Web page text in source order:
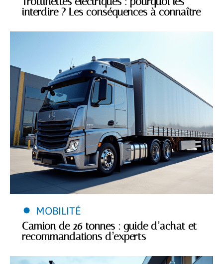
interdire ? Les conséquences à connaître
MOBILITÉ
Camion de 26 tonnes : guide d’achat et
recommandations d’experts